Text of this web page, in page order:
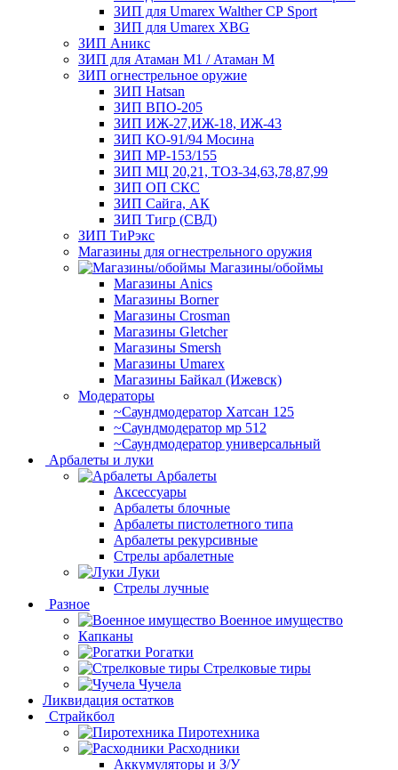
ЗИП для Umarex Walther СР Sport
ЗИП для Umarex XBG
ЗИП Аникс
ЗИП для Атаман М1 / Атаман М
ЗИП огнестрельное оружие
ЗИП Hatsan
ЗИП ВПО-205
ЗИП ИЖ-27,ИЖ-18, ИЖ-43
ЗИП КО-91/94 Мосина
ЗИП МР-153/155
ЗИП МЦ 20,21, ТОЗ-34,63,78,87,99
ЗИП ОП СКС
ЗИП Сайга, АК
ЗИП Тигр (СВД)
ЗИП ТиРэкс
Магазины для огнестрельного оружия
Магазины/обоймы
Магазины Anics
Магазины Borner
Магазины Crosman
Магазины Gletcher
Магазины Smersh
Магазины Umarex
Магазины Байкал (Ижевск)
Модераторы
~Cаундмодератор Хатсан 125
~Саундмодератор мр 512
~Саундмодератор универсальный
Арбалеты и луки
Арбалеты
Аксессуары
Арбалеты блочные
Арбалеты пистолетного типа
Арбалеты рекурсивные
Стрелы арбалетные
Луки
Стрелы лучные
Разное
Военное имущество
Капканы
Рогатки
Стрелковые тиры
Чучела
Ликвидация остатков
Страйкбол
Пиротехника
Расходники
Аккумуляторы и З/У